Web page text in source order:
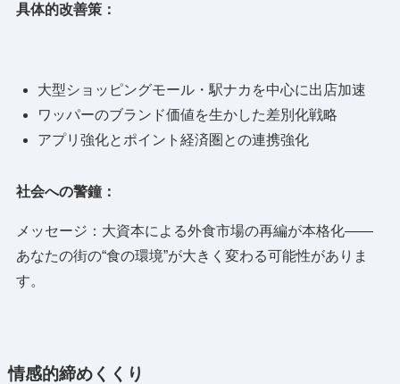
具体的改善策：
大型ショッピングモール・駅ナカを中心に出店加速
ワッパーのブランド価値を生かした差別化戦略
アプリ強化とポイント経済圏との連携強化
社会への警鐘：
メッセージ：大資本による外食市場の再編が本格化――
あなたの街の“食の環境”が大きく変わる可能性がありま
す。
情感的締めくくり